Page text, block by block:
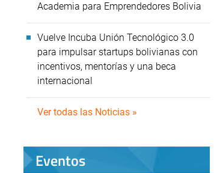
Academia para Emprendedores Bolivia
Vuelve Incuba Unión Tecnológico 3.0
para impulsar startups bolivianas con
incentivos, mentorías y una beca
internacional
Ver todas las Noticias »
Eventos